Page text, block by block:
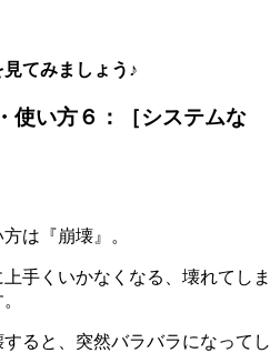
てみましょう♪
使い方６：［システムな
は『崩壊』。
手くいかなくなる、壊れてしま
ると、突然バラバラになってし